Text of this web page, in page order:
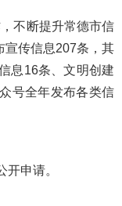
不断提升常德市信
宣传信息207条，其
息16条、文明创建
号全年发布各类信
申请。